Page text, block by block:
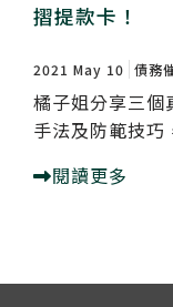
摺提款卡！
2021 May 10 債務
橘子姐分享三個
手法及防範技巧
閱讀更多